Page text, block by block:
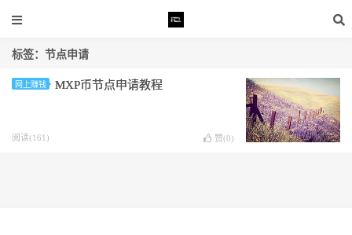
标签：节点申请
网上赚钱 MXP币节点申请教程
阅读(161) 赞(0)